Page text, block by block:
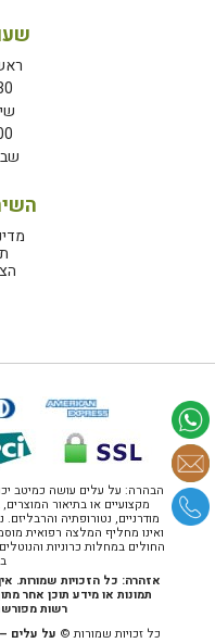
הבהרה: על עלים עושה כמיטב
מקצועיים או בתיאור
מודרניים, נטורופתיה
ואינו מחליף המלצה רפואית
החולים במחלות כרוניות
אזהרה: כל הזכויות שמורות.
תמונות או מידע תוכן אחר
רשות
כל זכויות שמורות © על עלים